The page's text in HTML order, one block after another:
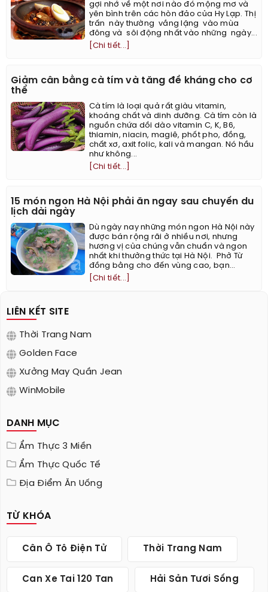
gợi nhớ về một nơi nào đó mộng mơ và
yên bình trên các hòn đảo của Hy Lạp. Thị
trấn này thường vắng lặng vào mùa
đông và sôi động nhất vào những ngày...
[Chi tiết...]
Giảm cân bằng cà tím và tăng đề kháng cho cơ
thể
Cà tím là loại quả rất giàu vitamin,
khoáng chất và dinh dưỡng. Cà tím còn là
nguồn chứa dồi dào vitamin C, K, B6,
thiamin, niacin, magiê, phốt pho, đồng,
chất xơ, axit folic, kali và mangan. Nó hầu
như không...
[Chi tiết...]
15 món ngon Hà Nội phải ăn ngay sau chuyến du
lịch dài ngày
Dù ngày nay những món ngon Hà Nội này
được bán rộng rãi ở nhiều nơi, nhưng
hương vị của chúng vẫn chuẩn và ngon
nhất khi thưởng thức tại Hà Nội. ​ Phở Từ
đồng bằng cho đến vùng cao, bạn...
[Chi tiết...]
LIÊN KẾT SITE
Thời Trang Nam
Golden Face
Xưởng May Quần Jean
WinMobile
DANH MỤC
Ẩm Thực 3 Miền
Ẩm Thực Quốc Tế
Địa Điểm Ăn Uống
TỪ KHÓA
Cân Ô Tô Điện Tử Thời Trang Nam
Can Xe Tai 120 Tan Hải Sản Tươi Sống